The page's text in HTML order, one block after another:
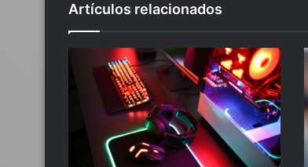
Artículos relacionados